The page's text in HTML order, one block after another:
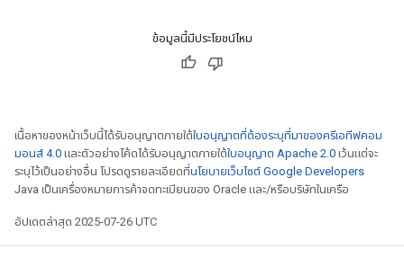
ข้อมูลนี้มีประโยชน์ไหม
เนื้อหาของหน้าเว็บนี้ได้รับอนุญาตภายใต้ใบอนุญาตที่ต้องระบุที่มาของครีเอทีฟคอม
มอนส์ 4.0 และตัวอย่างโค้ดได้รับอนุญาตภายใต้ใบอนุญาต Apache 2.0 เว้นแต่จะ
ระบุไว้เป็นอย่างอื่น โปรดดูรายละเอียดที่นโยบายเว็บไซต์ Google Developers
Java เป็นเครื่องหมายการค้าจดทะเบียนของ Oracle และ/หรือบริษัทในเครือ
อัปเดตล่าสุด 2025-07-26 UTC